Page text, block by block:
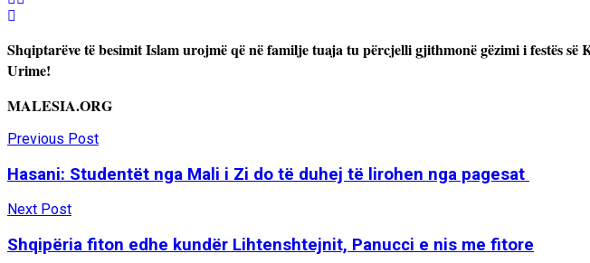
Shqiptarëve të besimit Islam urojmë që në familje tuaja tu përcjelli gjithmonë gëzimi i festës
Urime!
MALESIA.ORG
Previous Post
Hasani: Studentët nga Mali i Zi do të duhej të lirohen nga pagesat
Next Post
Shqipëria fiton edhe kundër Lihtenshtejnit, Panucci e nis me fitore